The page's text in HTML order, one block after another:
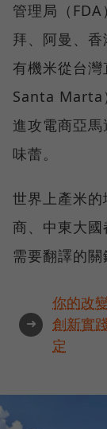
管理局（
拜、阿曼、
有機米從台
Santa Marta
進攻電商亞
味蕾。
世界上產米
商、中東大
需要翻譯的關
➜
你的改
創新實
定